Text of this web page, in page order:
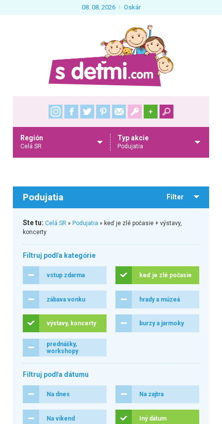
08. 08. 2026 Oskár
+
Región
Celá SR
Typ akcie
Podujatia
Podujatia Filter
Ste tu: Celá SR» Podujatia » keď je zlé počasie + výstavy,
koncerty
Filtruj podľa kategórie
vstup zdarma keď je zlé počasie
zábava vonku hrady a múzeá
výstavy, koncerty burzy a jarmoky
prednášky,
workshopy
Filtruj podľa dátumu
Na dnes Na zajtra
Na víkend Iný dátum